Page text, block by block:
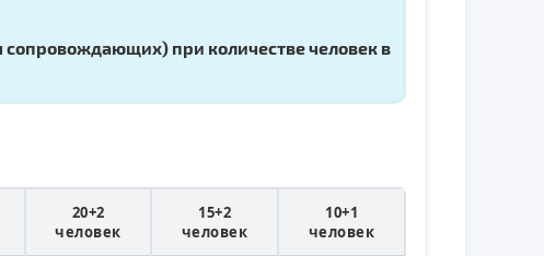
сопровождающих) при количестве человек в
20+2
человек
15+2
человек
10+1
человек